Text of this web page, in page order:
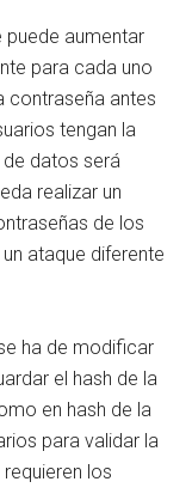
aumentar
para cada uno
contraseña antes
tengan la
datos será
realizar un
de los
ataque diferente
ha de modificar
el hash de la
en hash de la
para validar la
los